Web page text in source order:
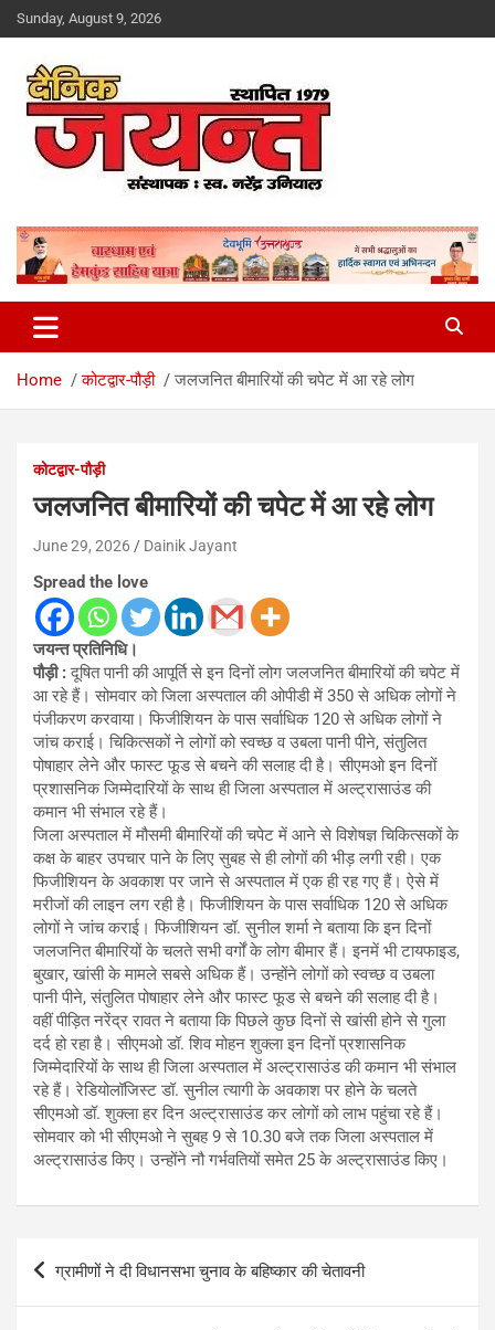
Skip
to
Sunday, August 9, 2026
Dainik Jayant
Home कोटद्वार-पौड़ी जलजनित बीमारियों की चपेट में आ रहे लोग
कोटद्वार-पौड़ी
जलजनित बीमारियों की चपेट में आ रहे लोग
June 29, 2026 Dainik Jayant
Spread the love
जयन्त प्रतिनिधि।
पौड़ी :दूषित पानी की आपूर्ति से इन दिनों लोग जलजनित बीमारियों की चपेट में
आ रहे हैं। सोमवार को जिला अस्पताल की ओपीडी में 350 से अधिक लोगों ने
पंजीकरण करवाया। फिजीशियन के पास सर्वाधिक 120 से अधिक लोगों ने
जांच कराई। चिकित्सकों ने लोगों को स्वच्छ व उबला पानी पीने, संतुलित
पोषाहार लेने और फास्ट फूड से बचने की सलाह दी है। सीएमओ इन दिनों
प्रशासनिक जिम्मेदारियों के साथ ही जिला अस्पताल में अल्ट्रासाउंड की
कमान भी संभाल रहे हैं।
जिला अस्पताल में मौसमी बीमारियों की चपेट में आने से विशेषज्ञ चिकित्सकों के
कक्ष के बाहर उपचार पाने के लिए सुबह से ही लोगों की भीड़ लगी रही। एक
फिजीशियन के अवकाश पर जाने से अस्पताल में एक ही रह गए हैं। ऐसे में
मरीजों की लाइन लग रही है। फिजीशियन के पास सर्वाधिक 120 से अधिक
लोगों ने जांच कराई। फिजीशियन डॉ. सुनील शर्मा ने बताया कि इन दिनों
जलजनित बीमारियों के चलते सभी वर्गों के लोग बीमार हैं। इनमें भी टायफाइड,
बुखार, खांसी के मामले सबसे अधिक हैं। उन्होंने लोगों को स्वच्छ व उबला
पानी पीने, संतुलित पोषाहार लेने और फास्ट फूड से बचने की सलाह दी है।
वहीं पीड़ित नरेंद्र रावत ने बताया कि पिछले कुछ दिनों से खांसी होने से गुला
दर्द हो रहा है। सीएमओ डॉ. शिव मोहन शुक्ला इन दिनों प्रशासनिक
जिम्मेदारियों के साथ ही जिला अस्पताल में अल्ट्रासाउंड की कमान भी संभाल
रहे हैं। रेडियोलॉजिस्ट डॉ. सुनील त्यागी के अवकाश पर होने के चलते
सीएमओ डॉ. शुक्ला हर दिन अल्ट्रासाउंड कर लोगों को लाभ पहुंचा रहे हैं।
सोमवार को भी सीएमओ ने सुबह 9 से 10.30 बजे तक जिला अस्पताल में
अल्ट्रासाउंड किए। उन्होंने नौ गर्भवतियों समेत 25 के अल्ट्रासाउंड किए।
Post
navigation
ग्रामीणों ने दी विधानसभा चुनाव के बहिष्कार की चेतावनी